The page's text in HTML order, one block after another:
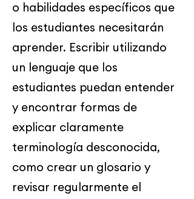
o habilidades específicos que
los estudiantes necesitarán
aprender. Escribir utilizando
un lenguaje que los
estudiantes puedan entender
y encontrar formas de
explicar claramente
terminología desconocida,
como crear un glosario y
revisar regularmente el